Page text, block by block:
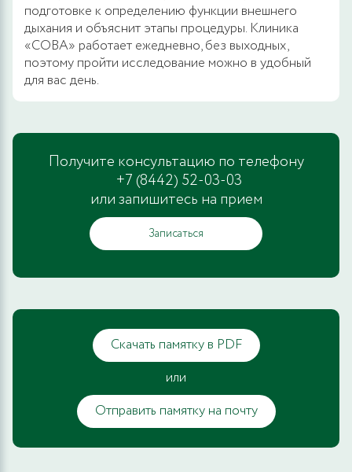
подготовке к определению функции внешнего
дыхания и объяснит этапы процедуры. Клиника
«СОВА» работает ежедневно, без выходных,
поэтому пройти исследование можно в удобный
для вас день.
Получите консультацию по телефону
+7 (8442) 52-03-03
или запишитесь на прием
Записаться
Скачать памятку в PDF
или
Отправить памятку на почту